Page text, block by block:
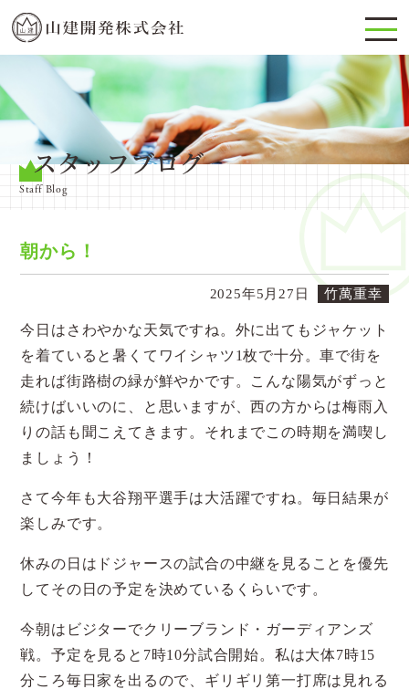
スタッフブログ
Staff Blog
朝から！
2025年5月27日 竹萬重幸
今日はさわやかな天気ですね。外に出てもジャケット
を着ていると暑くてワイシャツ1枚で十分。車で街を
走れば街路樹の緑が鮮やかです。こんな陽気がずっと
続けばいいのに、と思いますが、西の方からは梅雨入
りの話も聞こえてきます。それまでこの時期を満喫し
ましょう！
さて今年も大谷翔平選手は大活躍ですね。毎日結果が
楽しみです。
休みの日はドジャースの試合の中継を見ることを優先
してその日の予定を決めているくらいです。
今朝はビジターでクリーブランド・ガーディアンズ
戦。予定を見ると7時10分試合開始。私は大体7時15
分ころ毎日家を出るので、ギリギリ第一打席は見れる